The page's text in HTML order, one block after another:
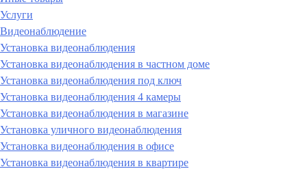
Услуги
Видеонаблюдение
Установка видеонаблюдения
Установка видеонаблюдения в частном доме
Установка видеонаблюдения под ключ
Установка видеонаблюдения 4 камеры
Установка видеонаблюдения в магазине
Установка уличного видеонаблюдения
Установка видеонаблюдения в офисе
Установка видеонаблюдения в квартире